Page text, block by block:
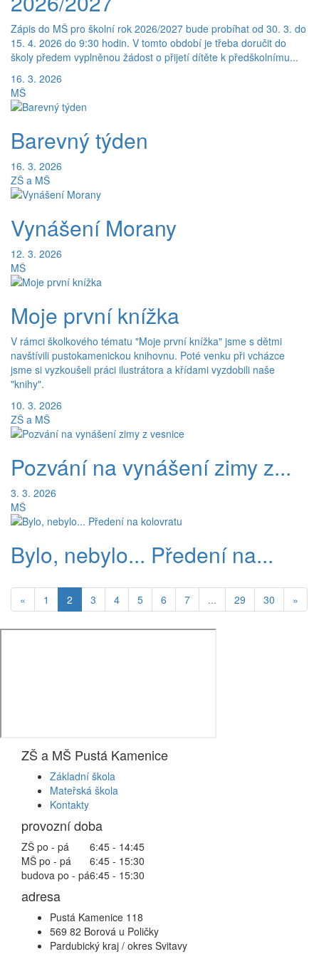
Zápis do MŠ pro školní rok 2026/2027 bude probíhat od 30. 3. do
15. 4. 2026 do 9:30 hodin. V tomto období je třeba doručit do
školy předem vyplněnou žádost o přijetí dítěte k předškolnímu...
16. 3. 2026
MŠ
Barevný týden
16. 3. 2026
ZŠ a MŠ
Vynášení Morany
12. 3. 2026
MŠ
Moje první knížka
V rámci školkového tématu "Moje první knížka" jsme s dětmi
navštívili pustokamenickou knihovnu. Poté venku při vcházce
jsme si vyzkoušeli práci ilustrátora a křídami vyzdobili naše
"knihy".
10. 3. 2026
ZŠ a MŠ
Pozvání na vynášení zimy z...
3. 3. 2026
MŠ
Bylo, nebylo... Předení na...
« 1 2 (aktuální)
3 4 5 6 7 ... 29 30 »
ZŠ a MŠ Pustá Kamenice
Základní škola
Mateřská škola
Kontakty
provozní doba
ZŠ po - pá
6:45 - 14:45
MŠ po - pá
6:45 - 15:30
budova po - pá6:45 - 15:30
adresa
Pustá Kamenice 118
569 82 Borová u Poličky
Pardubický kraj / okres Svitavy